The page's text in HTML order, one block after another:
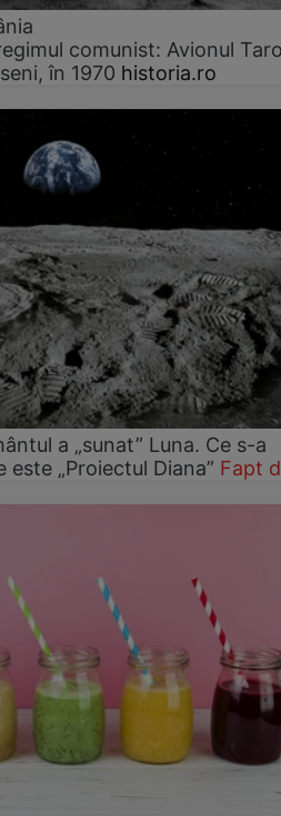
comunist: Avionul
în 1970 historia.ro
a „sunat” Luna. Ce s-a
„Proiectul Diana” Fapt